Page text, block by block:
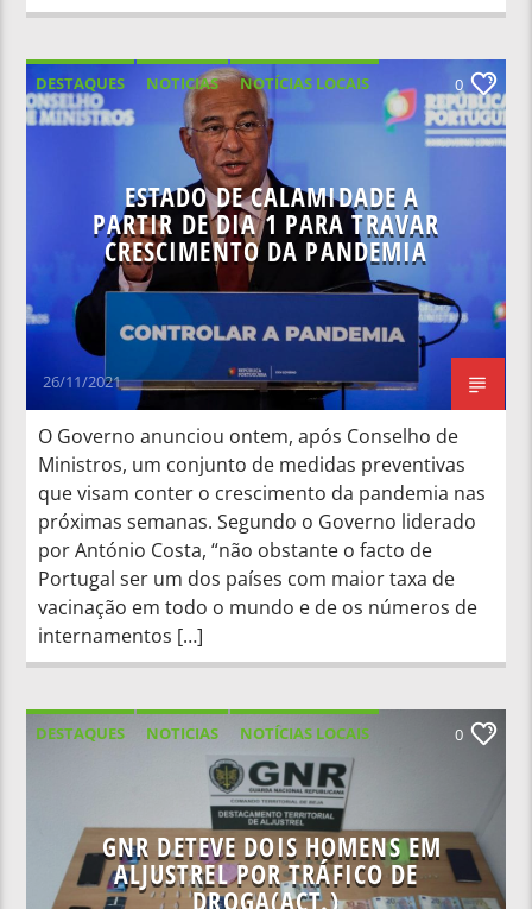
DESTAQUES NOTICIAS
NOTÍCIAS LOCAIS
NOTÍCIAS NACIONAIS
SAÚDE
0
ESTADO DE CALAMIDADE A
PARTIR DE DIA 1 PARA TRAVAR
CRESCIMENTO DA PANDEMIA
26/11/2021
O Governo anunciou ontem, após Conselho de
Ministros, um conjunto de medidas preventivas
que visam conter o crescimento da pandemia nas
próximas semanas. Segundo o Governo liderado
por António Costa, “não obstante o facto de
Portugal ser um dos países com maior taxa de
vacinação em todo o mundo e de os números de
internamentos […]
DESTAQUES NOTICIAS
NOTÍCIAS LOCAIS
0
GNR DETEVE DOIS HOMENS EM
ALJUSTREL POR TRÁFICO DE
DROGA(ACT.)